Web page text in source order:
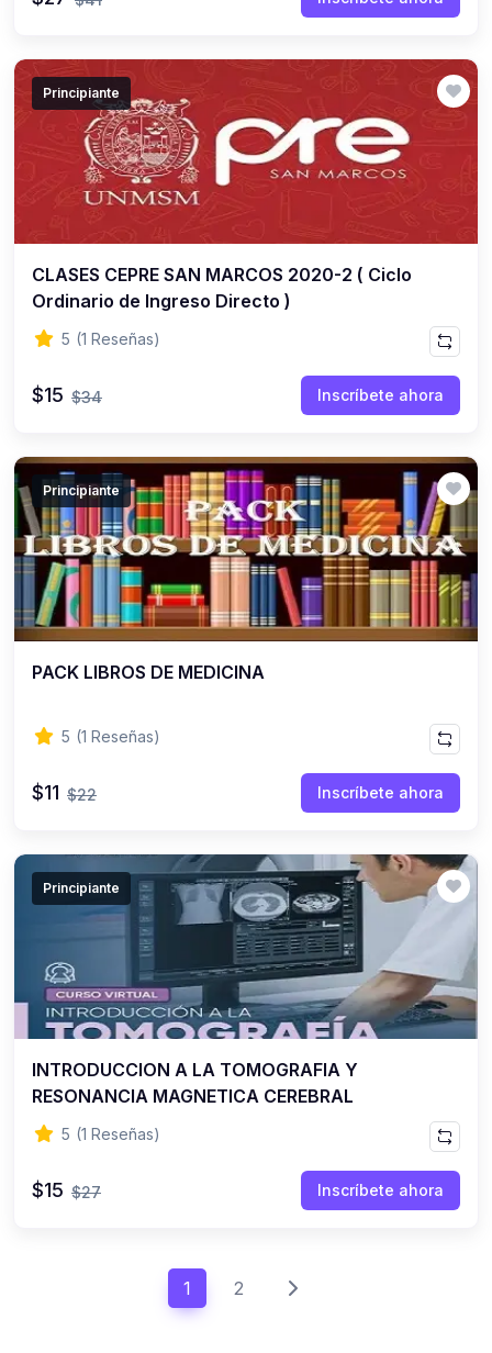
(0)
Tecnología (0)
Humanidades
Viajes, naturaleza y cultura (0)
13. PELÍCULAS
Casos de la Vida Real
Casos de la Vida Cultural
(0)
Mix Personales (0)
Carnavales (0)
Criollas (0)
Principiante
CLASES CEPRE SAN MARCOS 2020-2 ( Ciclo
Ordinario de Ingreso Directo )
5 (1 Reseñas)
$15 $34 Inscríbete ahora
Principiante
PACK LIBROS DE MEDICINA
5 (1 Reseñas)
$11 $22 Inscríbete ahora
Principiante
INTRODUCCION A LA TOMOGRAFIA Y
RESONANCIA MAGNETICA CEREBRAL
5 (1 Reseñas)
$15 $27 Inscríbete ahora
1 2